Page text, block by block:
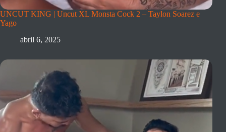
UNCUT KING | Uncut XL Monsta Cock 2 – Taylon Soarez e
Yago
abril 6, 2025